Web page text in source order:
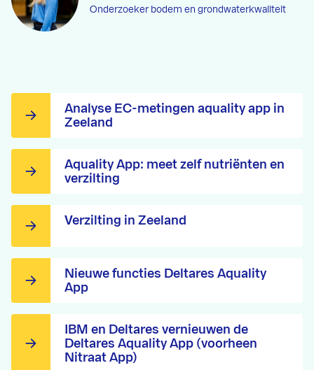
Onderzoeker bodem en grondwaterkwaliteit
Analyse EC-metingen aquality app in
Zeeland
Aquality App: meet zelf nutriënten en
verzilting
Verzilting in Zeeland
Nieuwe functies Deltares Aquality
App
IBM en Deltares vernieuwen de
Deltares Aquality App (voorheen
Nitraat App)